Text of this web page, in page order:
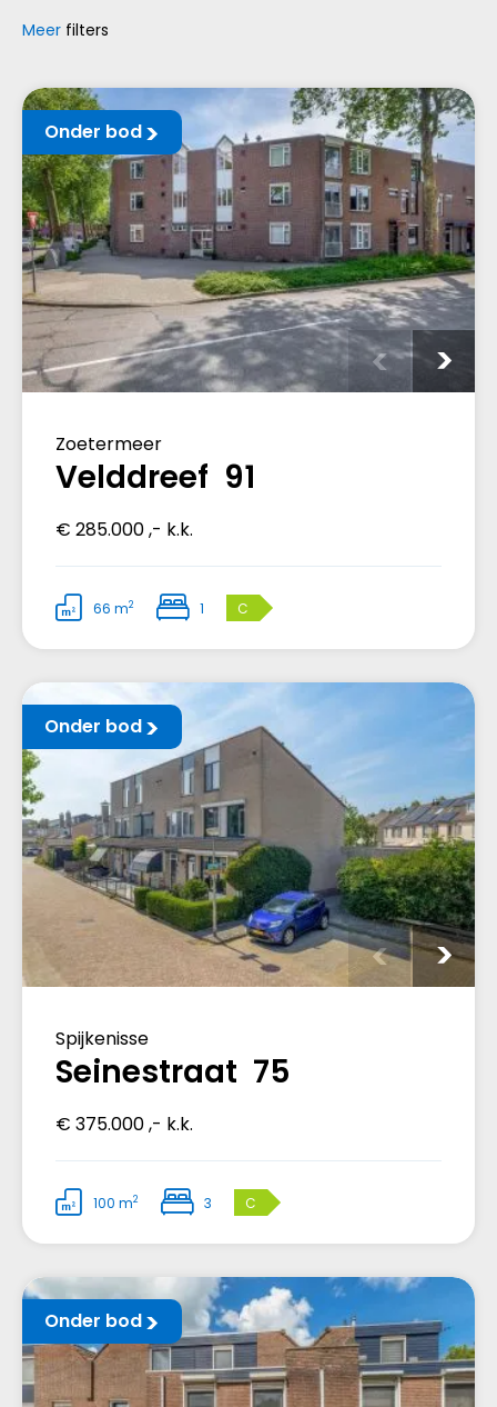
Meer filters
Onder bod
Zoetermeer
Velddreef 91
€ 285.000 ,- k.k.
66 m2 1 C
Onder bod
Spijkenisse
Seinestraat 75
€ 375.000 ,- k.k.
100 m2 3 C
Onder bod